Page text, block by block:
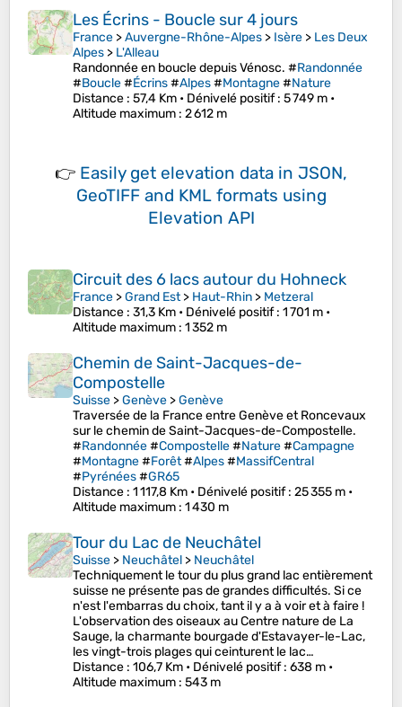
Les Écrins - Boucle sur 4 jours
France >Auvergne-Rhône-Alpes > Isère > Les Deux
Alpes > L'Alleau
Randonnée en boucle depuis Vénosc. #Randonnée
#Boucle#Écrins#Alpes#Montagne#Nature
Distance : 57,4 Km • Dénivelé positif: 5 749 m •
Altitude maximum : 2 612 m
👉 Easily get elevation data in JSON,
GeoTIFF and KML formats using
Elevation API
Circuit des 6 lacs autour du Hohneck
France >Grand Est> Haut-Rhin > Metzeral
Distance : 31,3 Km • Dénivelé positif: 1 701 m •
Altitude maximum : 1 352 m
Chemin de Saint-Jacques-de-
Compostelle
Suisse >Genève >Genève
Traversée de la France entre Genève et Roncevaux
sur le chemin de Saint-Jacques-de-Compostelle.
#Randonnée#Compostelle#Nature#Campagne
#Montagne#Forêt#Alpes#MassifCentral
#Pyrénées#GR65
Distance : 1 117,8 Km • Dénivelé positif: 25 355 m •
Altitude maximum : 1 430 m
Tour du Lac de Neuchâtel
Suisse > Neuchâtel > Neuchâtel
Techniquement le tour du plus grand lac entièrement
suisse ne présente pas de grandes difficultés. Si ce
n'est l'embarras du choix, tant il y a à voir et à faire !
L'observation des oiseaux au Centre nature de La
Sauge, la charmante bourgade d'Estavayer-le-Lac,
les vingt-trois plages qui ceinturent le lac…
Distance : 106,7 Km • Dénivelé positif: 638 m •
Altitude maximum : 543 m